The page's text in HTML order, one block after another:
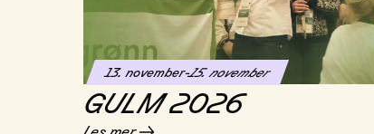
13. november-15. november
GULM 2026